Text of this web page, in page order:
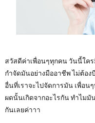
สวัสดีค่าเพื่อนๆทุกคน วันนี้ใค
กำจัดมันอย่างมืออาชีพ ไม่ต้อ
อื่นที่เราจะไปจัดการมัน เพื่อน
ผดนั้นเกิดจากอะไรกัน ทำไมมั
กันเลยค่าาา